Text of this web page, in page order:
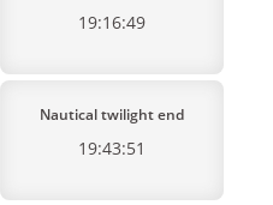
19:16:49
Nautical twilight end
19:43:51